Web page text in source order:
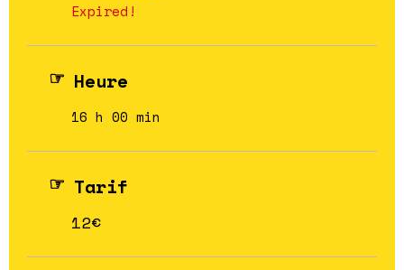
Expired!
Heure
16 h 00 min
Tarif
12€